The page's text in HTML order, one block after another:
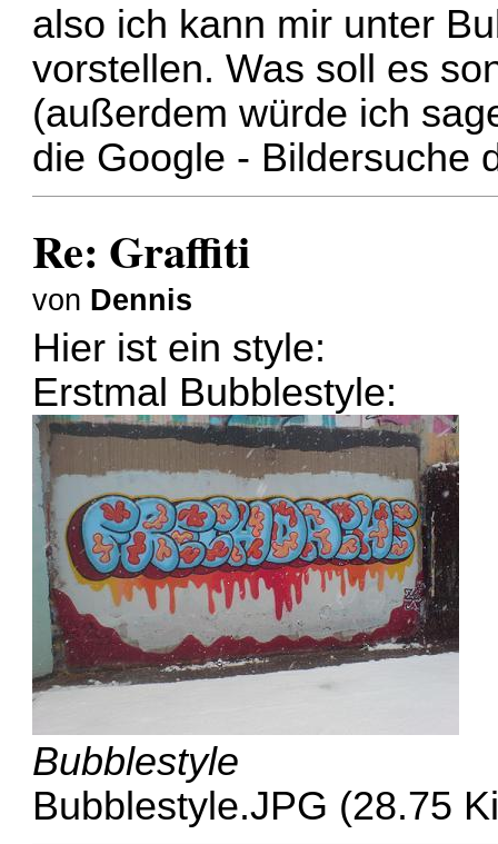
also ich kann mir unter
vorstellen. Was soll es
(außerdem würde ich
die Google - Bildersuche
Re: Graffiti
von Dennis
Hier ist ein style:
Erstmal Bubblestyle:
Bubblestyle
Bubblestyle.JPG (28.75